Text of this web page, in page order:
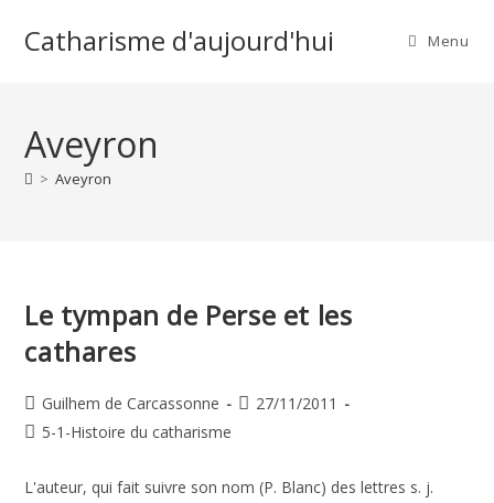
Catharisme d'aujourd'hui Menu
Aveyron
> Aveyron
Le tympan de Perse et les
cathares
Auteur/autrice
de
Guilhem de Carcassonne
Publication
27/11/2011
Post5-1-Histoire du catharisme
L'auteur, qui fait suivre son nom (P. Blanc) des lettres s. j.